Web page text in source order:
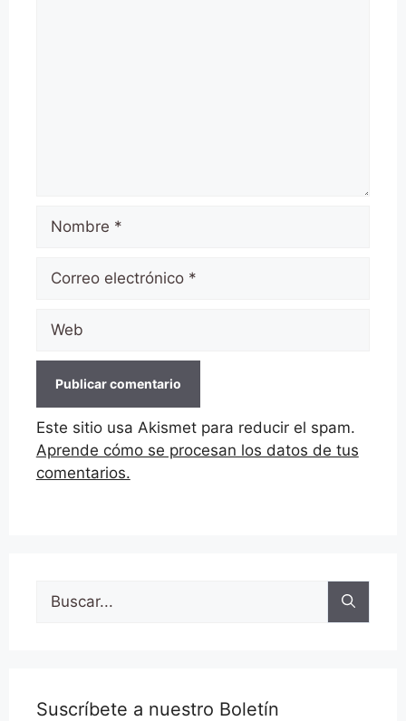
Nombre
Correo
electrónico
Web
Este sitio usa Akismet para reducir el spam.
Aprende cómo se procesan los datos de tus
comentarios.
Suscríbete a nuestro Boletín